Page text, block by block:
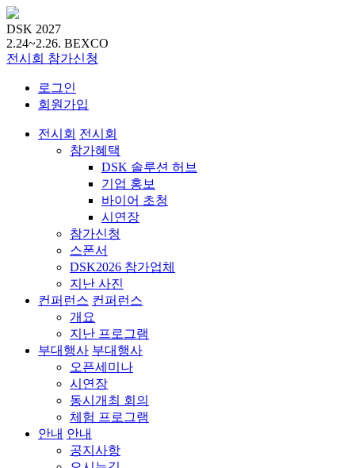
DSK 2027
2.24~2.26. BEXCO
전시회 참가신청
로그인
회원가입
전시회 전시회
참가혜택
DSK 솔루션 허브
기업 홍보
바이어 초청
시연장
참가신청
스폰서
DSK2026 참가업체
지난 사진
컨퍼런스 컨퍼런스
개요
지난 프로그램
부대행사 부대행사
오픈세미나
시연장
동시개최 회의
체험 프로그램
안내 안내
공지사항